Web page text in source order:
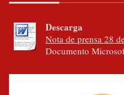
Descarga
Nota de prensa 28
Documento